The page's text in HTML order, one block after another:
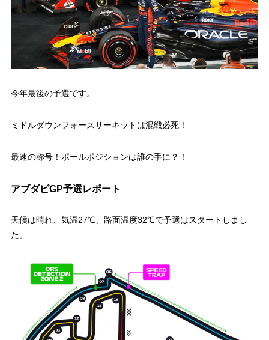
今年最後の予選です。
ミドルダウンフォースサーキットは混戦必死！
最速の称号！ポールポジションは誰の手に？！
アブダビGP予選レポート
天候は晴れ、気温27℃、路面温度32℃で予選はスタートしまし
た。